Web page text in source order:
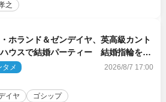
之
ホランド＆ゼンデイヤ、英高級カント
ハウスで結婚パーティー 結婚指輪を身
たトムも初キャッチ
タメ 2026/8/7 17:00
イヤ ゴシップ